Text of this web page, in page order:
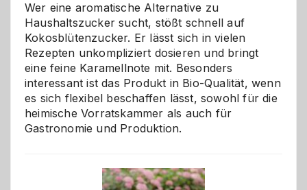
Wer eine aromatische Alternative zu
Haushaltszucker sucht, stößt schnell auf
Kokosblütenzucker. Er lässt sich in vielen
Rezepten unkompliziert dosieren und bringt
eine feine Karamellnote mit. Besonders
interessant ist das Produkt in Bio-Qualität, wenn
es sich flexibel beschaffen lässt, sowohl für die
heimische Vorratskammer als auch für
Gastronomie und Produktion.